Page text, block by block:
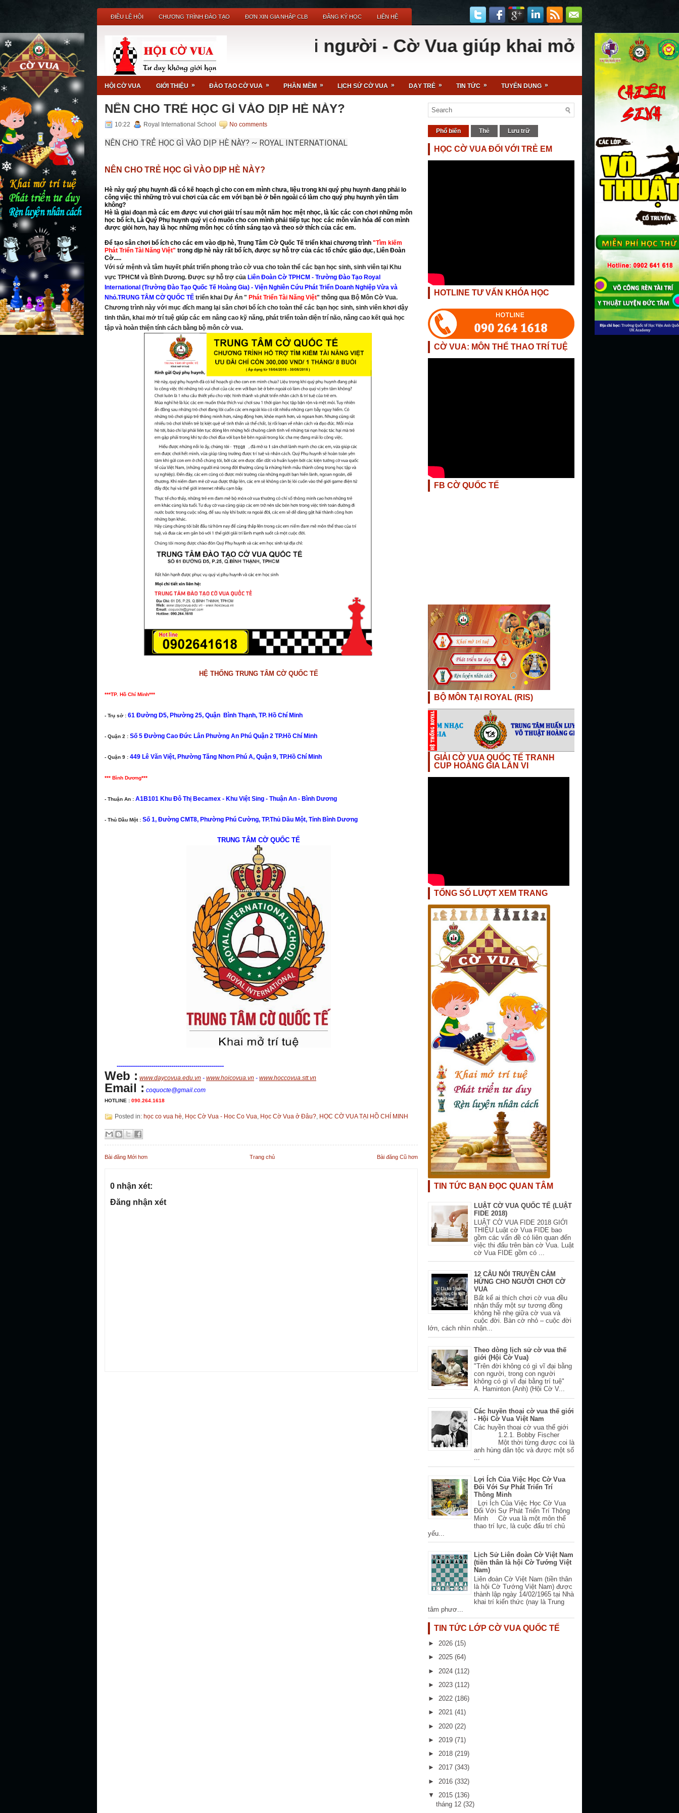
ĐIỀU LỆ HỘI CHƯƠNG TRÌNH ĐÀO TẠO ĐƠN XIN GIA NHẬP CLB ĐĂNG KÝ HỌC LIÊN HỆ
- Sân chơi trí tuệ dành cho mọi người - Cờ Vua giúp khai mở trí tuệ, kích
HỘI CỜ VUA GIỚI THIỆU » ĐÀO TẠO CỜ VUA » PHẦN MỀM » LỊCH SỬ CỜ VUA » DẠY TRẺ » TIN TỨC » TUYỂN DỤNG »
NÊN CHO TRẺ HỌC GÌ VÀO DỊP HÈ NÀY?
10:22 Royal International School No comments
NÊN CHO TRẺ HỌC GÌ VÀO DỊP HÈ NÀY? ~ ROYAL INTERNATIONAL
NÊN CHO TRẺ HỌC GÌ VÀO DỊP HÈ NÀY?
Hè này quý phụ huynh đã có kế hoạch gì cho con em mình chưa, liệu trong khi quý phụ huynh đang phải lo
công việc thì những trò vui chơi của các em với bạn bè ở bên ngoài có làm cho quý phụ huynh yên tâm
không?
Hè là giai đoạn mà các em được vui chơi giải trí sau một năm học mệt nhọc, là lúc các con chơi những môn
học bổ ích, Là Quý Phụ huynh quý vị có muốn cho con mình phải tiếp tục học các môn văn hóa để con mình
được giỏi hơn, hay là học những môn học có tính sáng tạo và theo sở thích của các em.
Để tạo sân chơi bổ ích cho các em vào dịp hè, Trung Tâm Cờ Quốc Tế triển khai chương trình "Tìm kiếm
Phát Triển Tài Năng Việt" trong dịp hè này rất bổ ích, được sự hỗ trợ của các tổ chức giáo dục, Liên Đoàn
Cờ.....
Với sứ mệnh và tâm huyết phát triển phong trào cờ vua cho toàn thể các bạn học sinh, sinh viên tại Khu
vực TPHCM và Bình Dương. Được sự hỗ trợ của Liên Đoàn Cờ TPHCM - Trường Đào Tạo Royal
International (Trường Đào Tạo Quốc Tế Hoàng Gia) - Viện Nghiên Cứu Phát Triển Doanh Nghiệp Vừa và
Nhỏ.TRUNG TÂM CỜ QUỐC TẾ triển khai Dự Án " Phát Triển Tài Năng Việt" thông qua Bộ Môn Cờ Vua.
Chương trình này với mục đích mang lại sân chơi bổ ích cho toàn thể các bạn học sinh, sinh viên khơi dậy
tinh thần, khai mở trí tuệ giúp các em nâng cao kỹ năng, phát triển toàn diện trí não, nâng cao kết quả học
tập và hoàn thiện tính cách bằng bộ môn cờ vua.
HỆ THỐNG TRUNG TÂM CỜ QUỐC TẾ
***TP. Hồ Chí Minh***
- Trụ sở : 61 Đường D5, Phường 25, Quận Bình Thạnh, TP. Hồ Chí Minh
- Quận 2 : Số 5 Đường Cao Đức Lân Phường An Phú Quận 2 TP.Hồ Chí Minh
- Quận 9 : 449 Lê Văn Việt, Phường Tăng Nhơn Phú A, Quận 9, TP.Hồ Chí Minh
*** Bình Dương***
- Thuận An : A1B101 Khu Đô Thị Becamex - Khu Việt Sing - Thuận An - Bình Dương
- Thủ Dầu Một : Số 1, Đường CMT8, Phường Phú Cường, TP.Thủ Dầu Một, Tỉnh Bình Dương
TRUNG TÂM CỜ QUỐC TẾ
-----------------------------------------------------
Web : www.daycovua.edu.vn - www.hoicovua.vn - www.hoccovua.stt.vn
Email : coquocte@gmail.com
HOTLINE : 090.264.1618
Posted in: học co vua hè, Học Cờ Vua - Hoc Co Vua, Học Cờ Vua ở Đâu?, HỌC CỜ VUA TẠI HỒ CHÍ MINH
Bài đăng Mới hơn Bài đăng Cũ hơn
Trang chủ
0 nhận xét:
Đăng nhận xét
Phổ biến Thẻ Lưu trữ
HỌC CỜ VUA ĐỐI VỚI TRẺ EM
HOTLINE TƯ VẤN KHÓA HỌC
CỜ VUA: MÔN THỂ THAO TRÍ TUỆ
FB CỜ QUỐC TẾ
BỘ MÔN TẠI ROYAL (RIS)
GIẢI CỜ VUA QUỐC TẾ TRANH
CUP HOÀNG GIA LẦN VI
TỔNG SỐ LƯỢT XEM TRANG
TIN TỨC BẠN ĐỌC QUAN TÂM
LUẬT CỜ VUA QUỐC TẾ (LUẬT
FIDE 2018)
LUẬT CỜ VUA FIDE 2018 GIỚI
THIỆU Luật cờ Vua FIDE bao
gồm các vấn đề có liên quan đến
việc thi đấu trên bàn cờ Vua. Luật
cờ Vua FIDE gồm có ...
12 CÂU NÓI TRUYỀN CẢM
HỨNG CHO NGƯỜI CHƠI CỜ
VUA
Bất kể ai thích chơi cờ vua đều
nhận thấy một sự tương đồng
không hề nhẹ giữa cờ vua và
cuộc đời. Bàn cờ nhỏ – cuộc đời
lớn, cách nhìn nhận...
Theo dòng lịch sử cờ vua thế
giới (Hội Cờ Vua)
"Trên đời không có gì vĩ đại bằng
con người, trong con người
không có gì vĩ đại bằng trí tuệ"
A. Haminton (Anh) (Hội Cờ V...
Các huyền thoại cờ vua thế giới
- Hội Cờ Vua Việt Nam
Các huyền thoại cờ vua thế giới
1.2.1. Bobby Fischer
Một thời từng được coi là
anh hùng dân tộc và được một số
...
Lợi Ích Của Việc Học Cờ Vua
Đối Với Sự Phát Triển Trí
Thông Minh
Lợi Ích Của Việc Học Cờ Vua
Đối Với Sự Phát Triển Trí Thông
Minh Cờ vua là một môn thể
thao trí lực, là cuộc đấu trí chủ
yếu...
Lịch Sử Liên đoàn Cờ Việt Nam
(tiền thân là hội Cờ Tướng Việt
Nam)
Liên đoàn Cờ Việt Nam (tiền thân
là hội Cờ Tướng Việt Nam) được
thành lập ngày 14/02/1965 tại Nhà
khai trí kiến thức (nay là Trung
tâm phươ...
TIN TỨC LỚP CỜ VUA QUỐC TẾ
► 2026 (15)
► 2025 (64)
► 2024 (112)
► 2023 (112)
► 2022 (186)
► 2021 (41)
► 2020 (22)
► 2019 (71)
► 2018 (219)
► 2017 (343)
► 2016 (332)
▼ 2015 (136)
tháng 12 (32)